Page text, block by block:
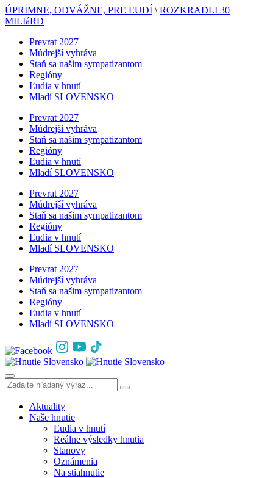
ÚPRIMNE, ODVÁŽNE, PRE ĽUDÍ \ ROZKRADLI 30
MILIáRD
Prevrat 2027
Múdrejší vyhráva
Staň sa našim sympatizantom
Regióny
Ľudia v hnutí
Mladí SLOVENSKO
Prevrat 2027
Múdrejší vyhráva
Staň sa našim sympatizantom
Regióny
Ľudia v hnutí
Mladí SLOVENSKO
Prevrat 2027
Múdrejší vyhráva
Staň sa našim sympatizantom
Regióny
Ľudia v hnutí
Mladí SLOVENSKO
Prevrat 2027
Múdrejší vyhráva
Staň sa našim sympatizantom
Regióny
Ľudia v hnutí
Mladí SLOVENSKO
Aktuality
Naše hnutie
Ľudia v hnutí
Reálne výsledky hnutia
Stanovy
Oznámenia
Na stiahnutie